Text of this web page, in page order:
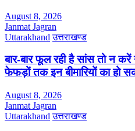
August 8, 2026
Janmat Jagran
Uttarakhand उत्तराखण्ड
बार-बार फूल रही है सांस तो न
फेफड़ों तक इन बीमारियों का हो
August 8, 2026
Janmat Jagran
Uttarakhand उत्तराखण्ड